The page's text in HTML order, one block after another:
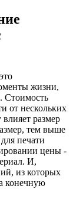
жизни,
Стоимость
от нескольких
размер
тем выше
печати
цены -
И,
из которых
конечную